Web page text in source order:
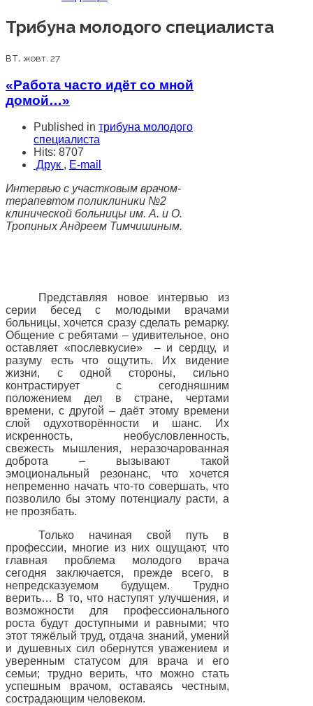
Трибуна молодого специалиста
вт. жовт. 27
«Работа часто идёт со мной
домой…»
Published in трибуна молодого
специалиста
Hits: 8707
Друк , E-mail
Интервью с участковым врачом-
терапевтом поликлиники №2
клинической больницы им. А. и О.
Тропиных Андреем Тимчишиным.
Представляя новое интервью из
серии бесед с молодыми врачами
больницы, хочется сразу сделать ремарку.
Общение с ребятами – удивительное, оно
оставляет «послевкусие» – и сердцу, и
разуму есть что ощутить. Их видение
жизни, с одной стороны, сильно
контрастирует с сегодняшним
положением дел в стране, чертами
времени, с другой – даёт этому времени
слой одухотворённости и шанс. Их
искренность, необусловленность,
свежесть мышления, неразочарованная
доброта – вызывают такой
эмоциональный резонанс, что хочется
непременно начать что-то совершать, что
позволило бы этому потенциалу расти, а
не прозябать.
Только начиная свой путь в
профессии, многие из них ощущают, что
главная проблема молодого врача
сегодня заключается, прежде всего, в
непредсказуемом будущем. Трудно
верить… В то, что наступят улучшения, и
возможности для профессионального
роста будут доступными и равными; что
этот тяжёлый труд, отдача знаний, умений
и душевных сил обернутся уважением и
уверенным статусом для врача и его
семьи; трудно верить, что можно стать
успешным врачом, оставаясь честным,
сострадающим человеком.